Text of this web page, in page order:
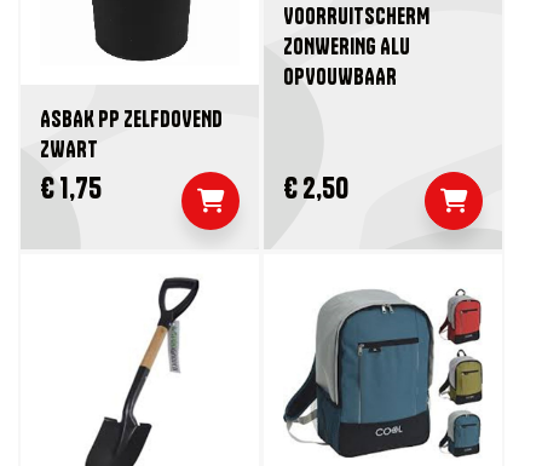
ASBAK PP ZELFDOVEND
ZWART
€ 1,75
VOORRUITSCHERM
ZONWERING ALU
OPVOUWBAAR
€ 2,50